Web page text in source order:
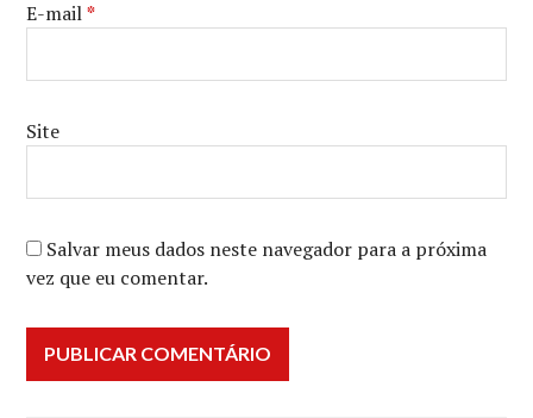
E-mail*
Site
Salvar meus dados neste navegador para a próxima
vez que eu comentar.